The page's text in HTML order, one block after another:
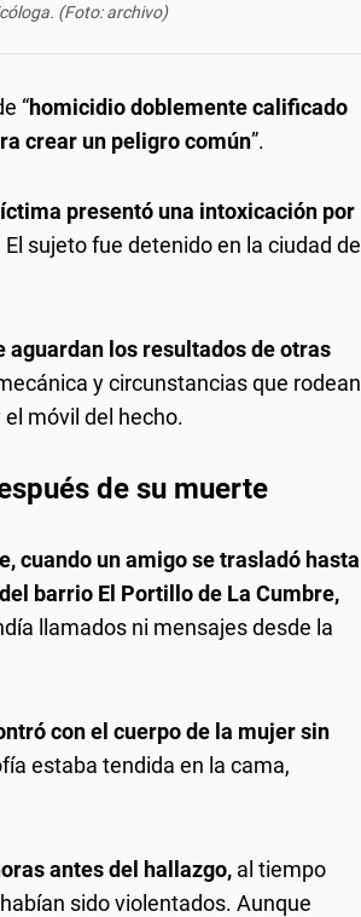
(Foto: archivo)
“homicidio doblemente calificado
crear un peligro común”.
presentó una intoxicación por
El sujeto fue detenido en la ciudad de
aguardan los resultados de otras
y circunstancias que rodean
móvil del hecho.
de su muerte
cuando un amigo se trasladó hasta
barrio El Portillo de La Cumbre,
llamados ni mensajes desde la
con el cuerpo de la mujer sin
estaba tendida en la cama,
antes del hallazgo, al tiempo
sido violentados. Aunque